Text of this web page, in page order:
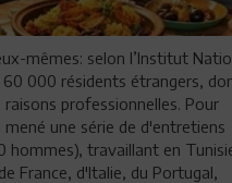
mêmes: selon l’Institut
000 résidents étrangers,
professionnelles. Pour
une série de d'entretiens
hommes), travaillant en
France, d'Italie, du Portugal,